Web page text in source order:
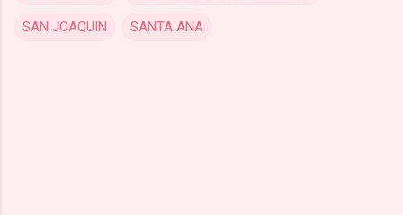
SAN JOAQUIN SANTA ANA